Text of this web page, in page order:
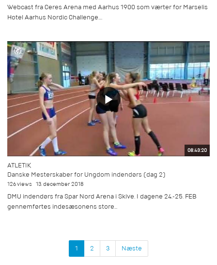
Webcast fra Ceres Arena med Aarhus 1900 som værter for Marselis
Hotel Aarhus Nordic Challenge....
08:43:20
ATLETIK
Danske Mesterskaber for Ungdom indendørs (dag 2)
126 views 13. december 2018
DMU indendørs fra Spar Nord Arena i Skive. I dagene 24.-25. FEB
gennemførtes indesæsonens store...
1 2 3 Næste